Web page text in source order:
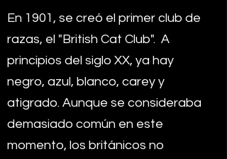
En 1901, se creó el primer club de
razas, el "British Cat Club". A
principios del siglo XX, ya hay
negro, azul, blanco, carey y
atigrado. Aunque se consideraba
demasiado común en este
momento, los británicos no